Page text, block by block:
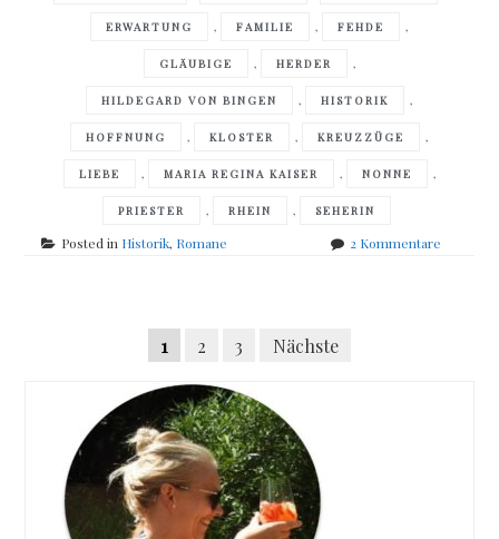
ERWARTUNG , FAMILIE , FEHDE ,
GLÄUBIGE , HERDER ,
HILDEGARD VON BINGEN , HISTORIK ,
HOFFNUNG , KLOSTER , KREUZZÜGE ,
LIEBE , MARIA REGINA KAISER , NONNE ,
PRIESTER , RHEIN , SEHERIN
Posted in Historik, Romane 2 Kommentarezu
navigation
Seitennummerierung
Beiträge
1 2 3 Nächste